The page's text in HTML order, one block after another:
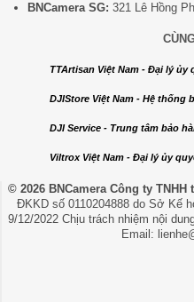
BNCamera SG: 321 Lê Hồng
TTArtisan Việt Nam - Đại lý ủy
DJIStore Việt Nam - Hệ thống
DJI Service - Trung tâm bảo
Viltrox Việt Nam - Đại lý ủy
© 2026 BNCamera Công ty
ĐKKD số 0110204888 do Sở Kế
9/12/2022 Chịu trách nhiệm nội
Email: